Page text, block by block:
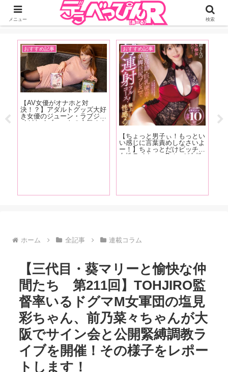
ジーオーティーが運営するちょっとHなニュースサイ。サイト内のリンクには
DMMアフィリエイトが含まれているものがあります
おすすめ記事
【写真集『ぐらたん』発売記
念！小倉七海特集】デビュー
作からあっという間に成長を
遂げた、ぐらたんの進化を感
AV女優
【1st写真集『unusual』発売
記念！石川澪特集】ルックス
は清純派だが、派手な感じっ
ぷりと攻守交代でもしっかり
の強さが特徴！石川澪の魅力
を、AV廃人くろがね阿礼が
徹底解説！【後編】
ホーム 全記事 連載コラム
【三代目・葵マリーと愉快な仲
間たち 第211回】TOHJIRO監
督率いるドグマM女軍団の塩見
彩ちゃん、前乃菜々ちゃんが大
阪でサイン会と公開緊縛調教ラ
イブを開催！その様子をレポー
トします！
メニュー 検索